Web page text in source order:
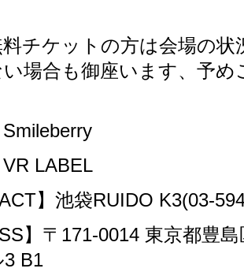
チケットの方は会場の状
場合も御座います、予め
Smileberry
VR LABEL
】池袋RUIDO K3(03-
】〒171-0014 東京都豊
3 B1